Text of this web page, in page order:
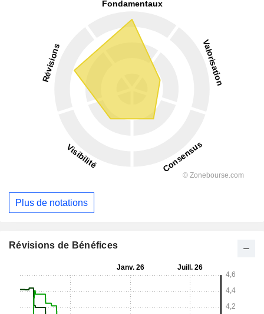
Plus de notations
Révisions de Bénéfices